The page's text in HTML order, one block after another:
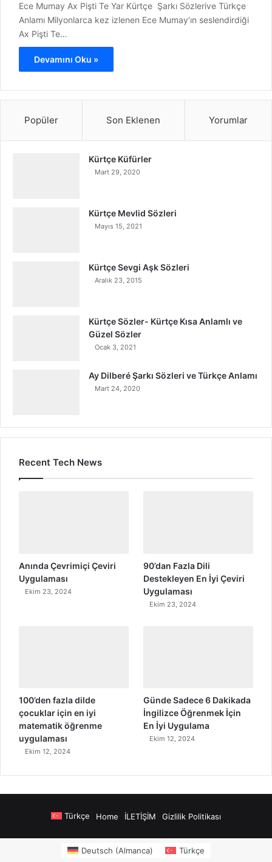
Ece Mumay Ax Pişti Te Yar Kürtçe Şarkı Sözlerive Türkçe
Anlamı Milyonlarca kez izlenen Ece Mumay‘ın seslendirdiği
Ax Pişti Te…
Devamını Oku »
Popüler Son Eklenen Yorumlar
Kürtçe Küfürler
Mart 29, 2020
Kürtçe Mevlid Sözleri
Mayıs 15, 2021
Kürtçe Sevgi Aşk Sözleri
Aralık 23, 2015
Kürtçe Sözler- Kürtçe Kısa Anlamlı ve
Güzel Sözler
Ocak 3, 2021
Ay Dilberé Şarkı Sözleri ve Türkçe Anlamı
Mart 24, 2020
Recent Tech News
Anında Çevrimiçi Çeviri
Uygulaması
Ekim 23, 2024
90’dan Fazla Dili
Destekleyen En İyi Çeviri
Uygulaması
Ekim 23, 2024
100’den fazla dilde
çocuklar için en iyi
matematik öğrenme
uygulaması
Ekim 12, 2024
Günde Sadece 6 Dakikada
İngilizce Öğrenmek İçin
En İyi Uygulama
Ekim 12, 2024
Türkçe Home İLETİŞİM Gizlilik Politikası
Deutsch (Almanca) Türkçe